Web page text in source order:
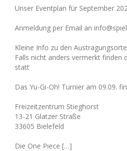
Unser Eventplan für September
Anmeldung per Email an
Kleine Info zu den
Falls nicht anders vermerkt finden
statt
Das Yu-Gi-Oh! Turnier am 09.09.
Freizeitzentrum Stieghorst
13-21 Glatzer Straße
33605 Bielefeld
Die One Piece […]